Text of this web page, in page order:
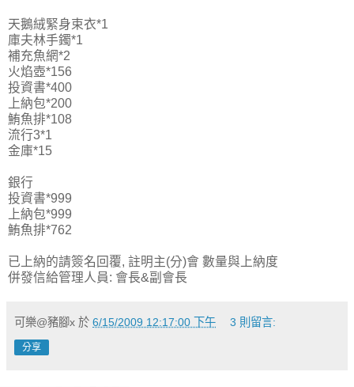
天鵝絨緊身束衣*1
庫夫林手鐲*1
補充魚網*2
火焰壺*156
投資書*400
上納包*200
鮪魚排*108
流行3*1
金庫*15
銀行
投資書*999
上納包*999
鮪魚排*762
已上納的請簽名回覆, 註明主(分)會 數量與上納度
併發信給管理人員: 會長&副會長
可樂@豬腳x 於 6/15/2009 12:17:00 下午 3 則留言:
分享